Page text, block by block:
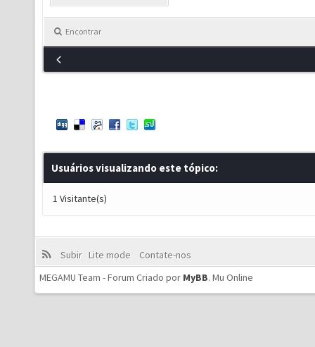
Encontrar
Usuários visualizando este tópico:
1 Visitante(s)
Subir Lite mode
Contate-nos
MEGAMU Team - Forum Criado por MyBB. Mu Online